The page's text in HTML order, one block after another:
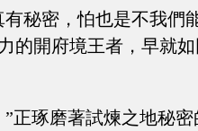
有秘密，怕也是不我們
的開府境王者，早就
”正琢磨著試煉之地秘